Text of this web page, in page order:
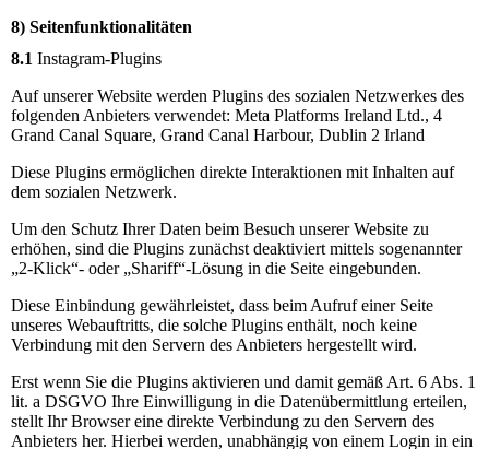
8) Seitenfunktionalitäten
8.1 Instagram-Plugins
Auf unserer Website werden Plugins des sozialen Netzwerkes des
folgenden Anbieters verwendet: Meta Platforms Ireland Ltd., 4
Grand Canal Square, Grand Canal Harbour, Dublin 2 Irland
Diese Plugins ermöglichen direkte Interaktionen mit Inhalten auf
dem sozialen Netzwerk.
Um den Schutz Ihrer Daten beim Besuch unserer Website zu
erhöhen, sind die Plugins zunächst deaktiviert mittels sogenannter
„2-Klick“- oder „Shariff“-Lösung in die Seite eingebunden.
Diese Einbindung gewährleistet, dass beim Aufruf einer Seite
unseres Webauftritts, die solche Plugins enthält, noch keine
Verbindung mit den Servern des Anbieters hergestellt wird.
Erst wenn Sie die Plugins aktivieren und damit gemäß Art. 6 Abs. 1
lit. a DSGVO Ihre Einwilligung in die Datenübermittlung erteilen,
stellt Ihr Browser eine direkte Verbindung zu den Servern des
Anbieters her. Hierbei werden, unabhängig von einem Login in ein